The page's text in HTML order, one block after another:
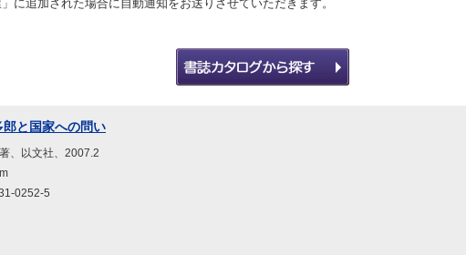
に追加された場合に自動通知をお送りさせていただきます。
郎と国家への問い
、以文社、2007.2
0252-5